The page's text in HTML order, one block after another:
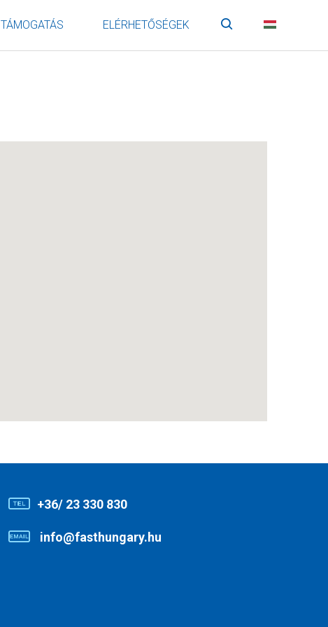
TÁMOGATÁS ELÉRHETŐSÉGEK Keresés
+36/ 23 330 830
info@fasthungary.hu